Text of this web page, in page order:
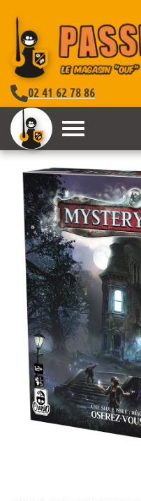
02 41 62 78 86